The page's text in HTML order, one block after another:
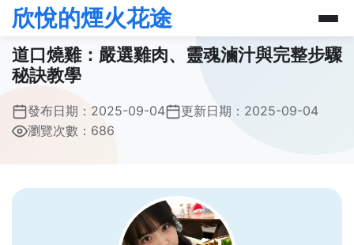
欣悅的煙火花途
道口燒雞：嚴選雞肉、靈魂滷汁與完整步驟
秘訣教學
發布日期： 2025-09-04 更新日期： 2025-09-04
瀏覽次數：686